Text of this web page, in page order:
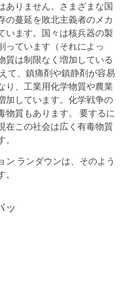
ありません。さまざまな国
の蔓延を敗北主義者のメカ
います。国々は核兵器の製
っています（それによっ
質は制限なく増加している
て、鎮痛剤や鎮静剤が容易
り、工業用化学物質や農業
加しています。化学戦争の
物質もあります。 要するに
在この社会は広く有毒物質
ン ランダウンは、そのよう
ッ